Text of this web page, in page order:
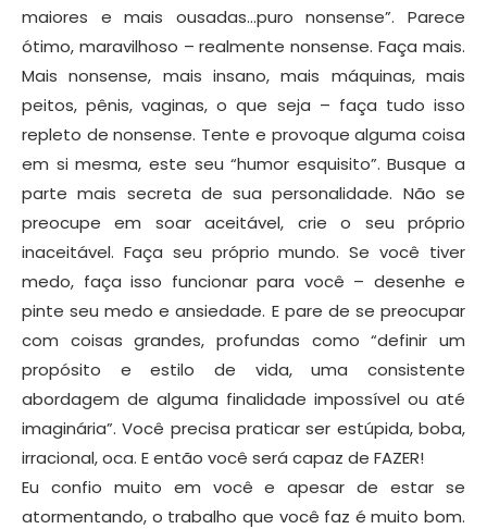
maiores e mais ousadas…puro nonsense”. Parece
ótimo, maravilhoso – realmente nonsense. Faça mais.
Mais nonsense, mais insano, mais máquinas, mais
peitos, pênis, vaginas, o que seja – faça tudo isso
repleto de nonsense. Tente e provoque alguma coisa
em si mesma, este seu “humor esquisito”. Busque a
parte mais secreta de sua personalidade. Não se
preocupe em soar aceitável, crie o seu próprio
inaceitável. Faça seu próprio mundo. Se você tiver
medo, faça isso funcionar para você – desenhe e
pinte seu medo e ansiedade. E pare de se preocupar
com coisas grandes, profundas como “definir um
propósito e estilo de vida, uma consistente
abordagem de alguma finalidade impossível ou até
imaginária”. Você precisa praticar ser estúpida, boba,
irracional, oca. E então você será capaz de FAZER!
Eu confio muito em você e apesar de estar se
atormentando, o trabalho que você faz é muito bom.